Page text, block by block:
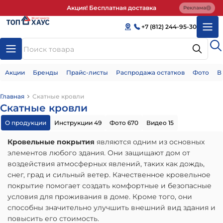
Акция! Бесплатная доставка Реклама
+7 (812) 244-95-30
Акции Бренды Прайс-листы Распродажа остатков Фото
Главная Скатные кровли
Скатные кровли
О продукции Инструкции 49 Фото 670 Видео 15
Кровельные покрытия являются одним из основных
элементов любого здания. Они защищают дом от
воздействия атмосферных явлений, таких как дождь,
снег, град и сильный ветер. Качественное кровельное
покрытие помогает создать комфортные и безопасные
условия для проживания в доме. Кроме того, они
способны значительно улучшить внешний вид здания и
повысить его стоимость.